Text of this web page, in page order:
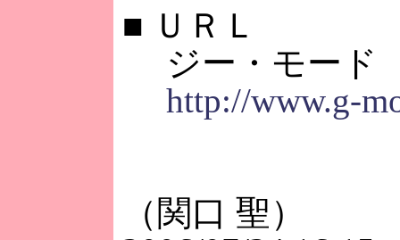
■ ＵＲＬ
ジー・モード
http://www.g-
（関口 聖）